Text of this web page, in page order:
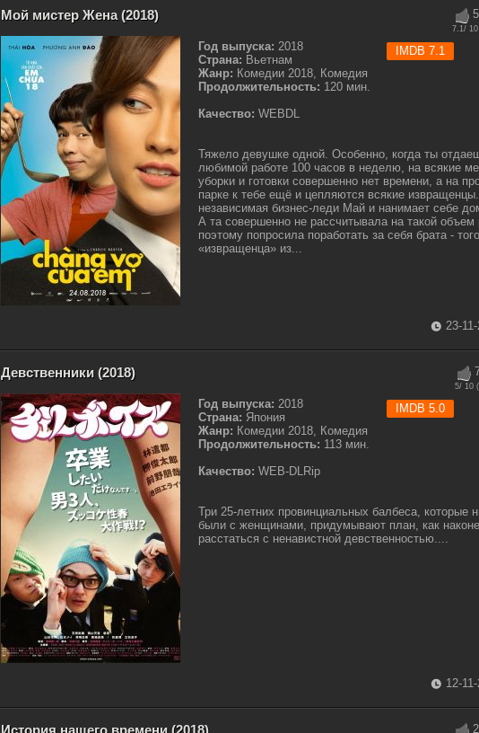
5
7.1/
IMDB 7.1
Мой мистер Жена (2018)
Год выпуска: 2018
Страна: Вьетнам
Жанр: Комедии 2018, Комедия
Продолжительность: 120 мин.
Качество: WEBDL
Тяжело девушке одной. Особенно, когда ты
любимой работе 100 часов в неделю, на всякие
уборки и готовки совершенно нет времени, а на
парке к тебе ещё и цепляются всякие
независимая бизнес-леди Май и нанимает себе
А та совершенно не рассчитывала на такой объем
поэтому попросила поработать за себя брата -
«извращенца» из...
23-
5/ 10 (
IMDB 5.0
Девственники (2018)
Год выпуска: 2018
Страна: Япония
Жанр: Комедии 2018, Комедия
Продолжительность: 113 мин.
Качество: WEB-DLRip
Три 25-летних провинциальных балбеса, которые
были с женщинами, придумывают план, как
расстаться с ненавистной девственностью....
12-
2
История нашего времени (2018)